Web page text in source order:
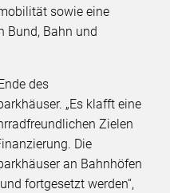
sowie eine
Bund, Bahn und
des
„Es klafft eine
Zielen
Die
an Bahnhöfen
fortgesetzt werden“,